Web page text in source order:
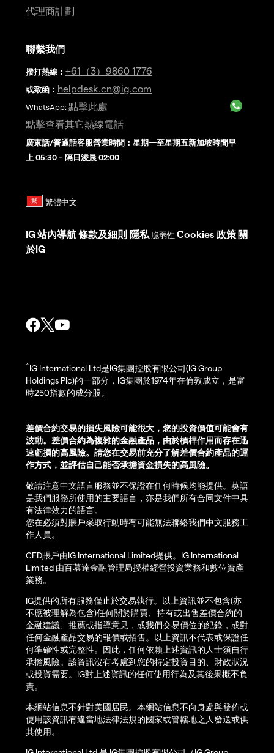
代理商計劃
聯繫我們
撥打熱線 ： +61（3）9860 1776
或致函： helpdesk.cn@ig.com
WhatsApp: 點擊此處
點擊查看其它熱線電話
廣東話/普通話客服營業時間：星期一至星期五新加坡時間早
上 05:30 – 隔日淩晨 02:00
IG 站內導航條款及細則 隱私 脆弱性 Cookies 政策 關
於IG
^IG International Ltd是IG集團控股有限公司(IG Group
Holdings Plc)的一部分，IG集團於1974年在倫敦成立，是富
時250指數的成分股。
差價合約交易的損失風險可能很大，您的投資價值可能會有
波動。差價合約為複雜的金融產品，由於槓桿作用而存在迅
速虧損的高風險。請您在交易前充分了解差價合約產品的運
作方式，並評估自己能否承擔資金損失的高風險。
敬請注意中文語言服務並不保證在任何時候均能提供。英語
是我們服務所使用的主要語言，亦是我們所有合同文件中具
有法律效力的語言。
您在必須對賬戶采取行動時有可能無法聯絡我們中文服務工
作人員。
CFD賬戶由IG International Limited提供。IG International
Limited 由百慕達金融管理局授權經營投資業務和數位資產
業務。
IG提供的所有服務僅止於交易執行。以上資訊並不包含(亦
不應被理解為包含)任何關於購買、持有或出售差價合約的
金融建議、推薦或指導意見，或我們交易價位的紀錄，或對
任何金融產品交易的報價或招售。以上資訊不代表或保證任
何準確性或完整性。因此，任何依賴上述資訊的人士須自行
承擔風險。該資訊沒有考慮到您的特定投資目的、財政狀況
或投資需要。IG對上述資訊的任何使用行為及其後果概不負
責。
本網站信息不針對美國居民。本網站信息不向身處與發佈或
使用該資訊有違當地法律法規的國家或管轄地之人發送或供
其使用。